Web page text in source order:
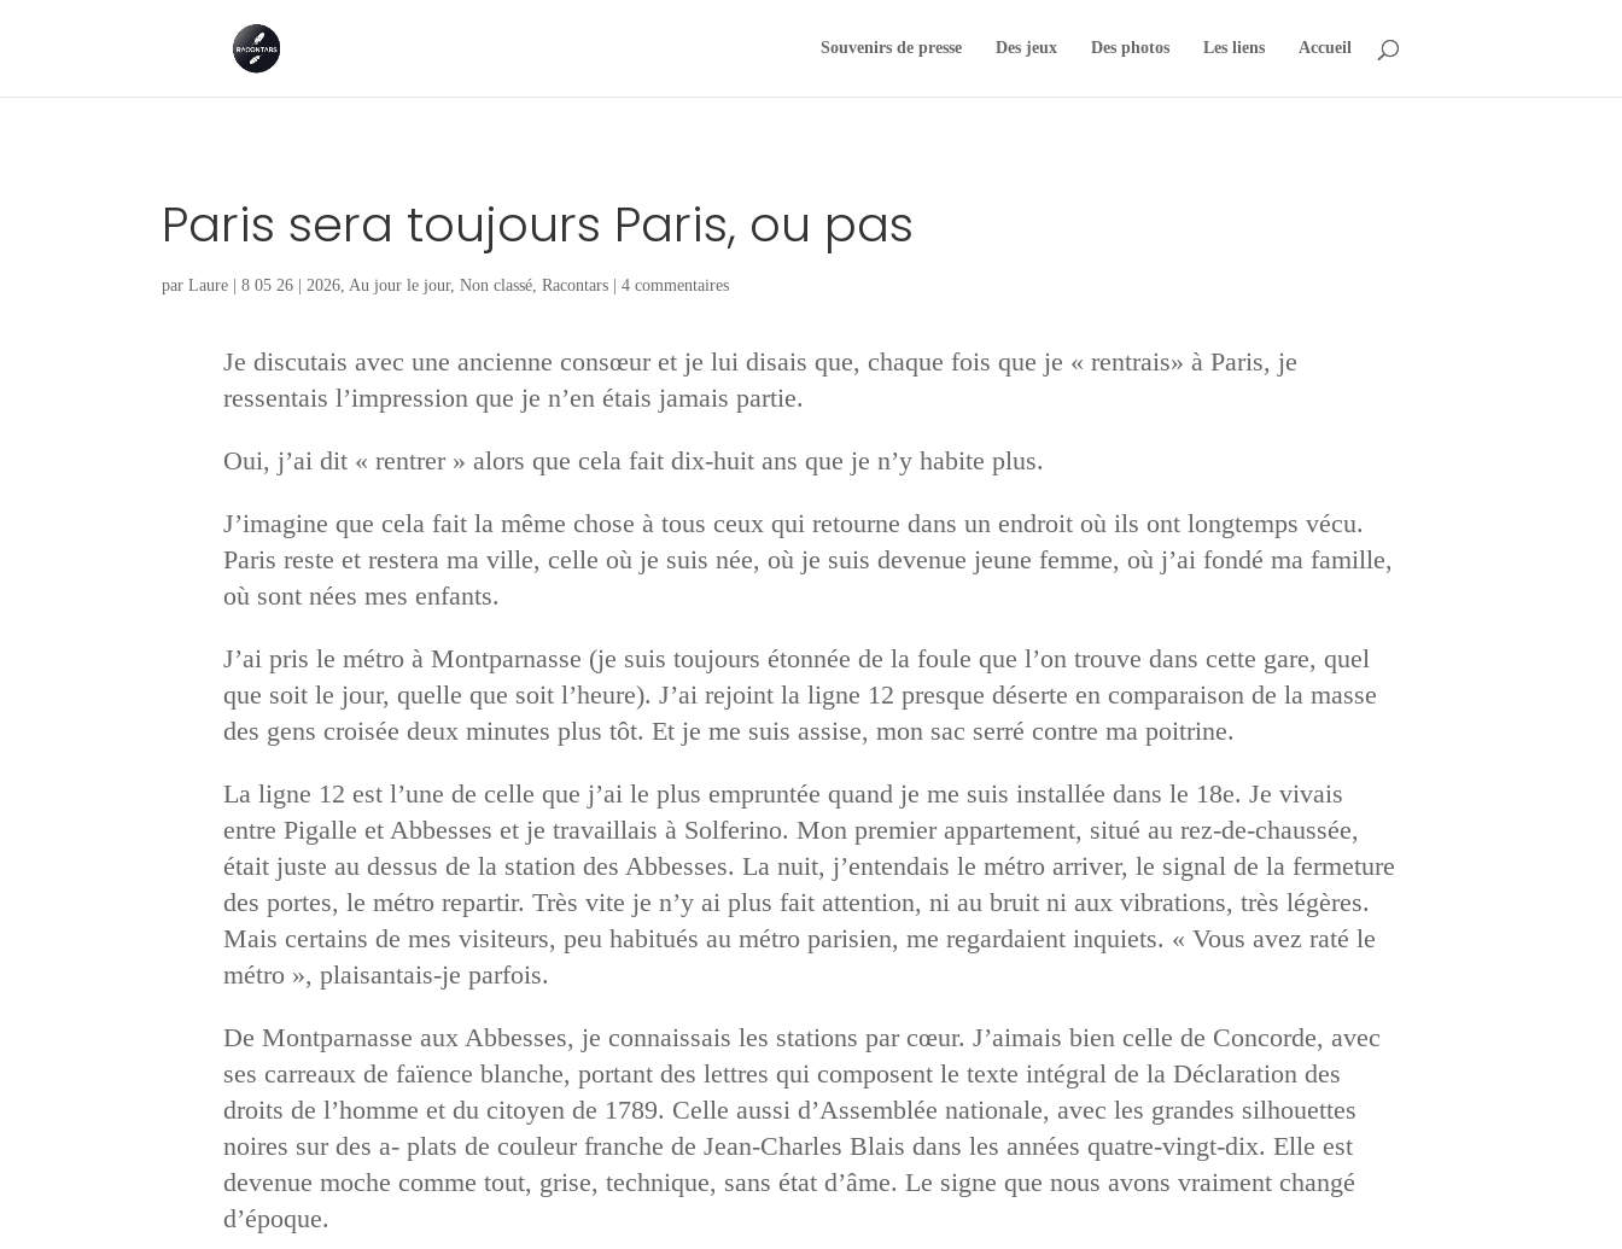
Souvenirs de presse Des jeux Des photos Les liens Accueil
Paris sera toujours Paris, ou pas
parLaure |8 05 26 | 2026 Au jour le jour,Non classé ,Racontars |4 commentaires
Je discutais avec une ancienne consœur et je lui disais que, chaque fois que je « rentrais» à Paris, je
ressentais l’impression que je n’en étais jamais partie.
Oui, j’ai dit « rentrer » alors que cela fait dix-huit ans que je n’y habite plus.
J’imagine que cela fait la même chose à tous ceux qui retourne dans un endroit où ils ont longtemps vécu.
Paris reste et restera ma ville, celle où je suis née, où je suis devenue jeune femme, où j’ai fondé ma famille,
où sont nées mes enfants.
J’ai pris le métro à Montparnasse (je suis toujours étonnée de la foule que l’on trouve dans cette gare, quel
que soit le jour, quelle que soit l’heure). J’ai rejoint la ligne 12 presque déserte en comparaison de la masse
des gens croisée deux minutes plus tôt. Et je me suis assise, mon sac serré contre ma poitrine.
La ligne 12 est l’une de celle que j’ai le plus empruntée quand je me suis installée dans le 18e. Je vivais
entre Pigalle et Abbesses et je travaillais à Solferino. Mon premier appartement, situé au rez-de-chaussée,
était juste au dessus de la station des Abbesses. La nuit, j’entendais le métro arriver, le signal de la fermeture
des portes, le métro repartir. Très vite je n’y ai plus fait attention, ni au bruit ni aux vibrations, très légères.
Mais certains de mes visiteurs, peu habitués au métro parisien, me regardaient inquiets. « Vous avez raté le
métro », plaisantais-je parfois.
De Montparnasse aux Abbesses, je connaissais les stations par cœur. J’aimais bien celle de Concorde, avec
ses carreaux de faïence blanche, portant des lettres qui composent le texte intégral de la Déclaration des
droits de l’homme et du citoyen de 1789. Celle aussi d’Assemblée nationale, avec les grandes silhouettes
noires sur des a- plats de couleur franche de Jean-Charles Blais dans les années quatre-vingt-dix. Elle est
devenue moche comme tout, grise, technique, sans état d’âme. Le signe que nous avons vraiment changé
d’époque.